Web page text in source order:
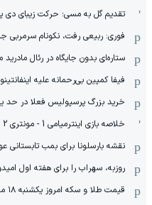
تقدیم گل به مسی؛ حرکت زیبای دی
فوری: ربیعی رفت، نکونام سرمربی
ستاره‌ای بدون جایگاه در رئال مادرید
فیفا کمپین بی‌رحمانه علیه
خرید بزرگ پرسپولیس فعلا در حد
خلاصه بازی اینترمیامی 1 - مونتری 2
نقشه بارسلونا برای بمب
روزبه، سهراب را برای هفته اول
قیمت طلا و سکه امروز یکشنبه ۱۸ مرداد ۱۴۰۵